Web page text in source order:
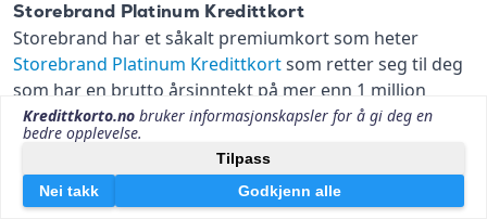
Storebrand Platinum Kredittkort
Storebrand har et såkalt premiumkort som heter
Storebrand Platinum Kredittkortsom retter seg til deg
som har en brutto årsinntekt på mer enn 1 million
kroner og/eller har oppsparte midler i
fond/bankinnskudd hos Storebrand på minimum 1
million kroner. Kortet gir blant annet tilgang til
LoungeKey og programmene Visa Luxury Hotels og